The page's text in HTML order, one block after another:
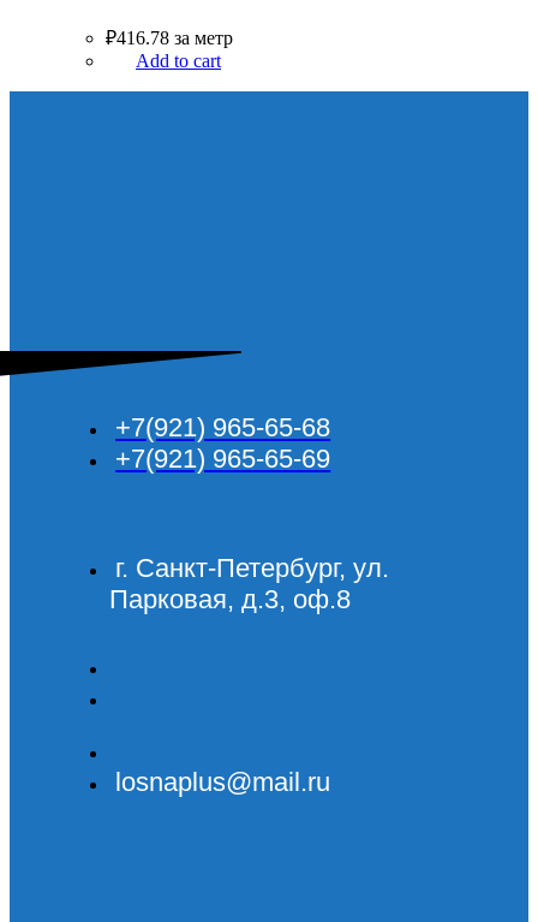
₽416.78 за метр
Add to cart
+7(921) 965-65-68
+7(921) 965-65-69
г. Санкт-Петербург, ул.
Парковая, д.3, оф.8
losnaplus@mail.ru